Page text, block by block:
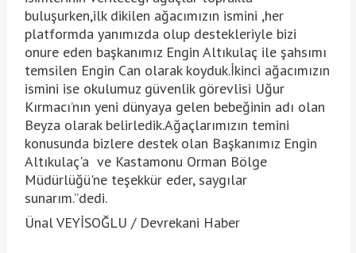
buluşurken,ilk dikilen ağacımızın ismini ,her
platformda yanımızda olup destekleriyle bizi
onure eden başkanımız Engin Altıkulaç ile şahsımı
temsilen Engin Can olarak koyduk.İkinci ağacımızın
ismini ise okulumuz güvenlik görevlisi Uğur
Kırmacı’nın yeni dünyaya gelen bebeğinin adı olan
Beyza olarak belirledik.Ağaçlarımızın temini
konusunda bizlere destek olan Başkanımız Engin
Altıkulaç'a ve Kastamonu Orman Bölge
Müdürlüğü'ne teşekkür eder, saygılar
sunarım.”dedi.
Ünal VEYİSOĞLU / Devrekani Haber